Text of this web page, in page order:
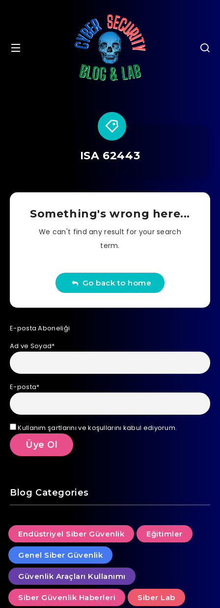
ISA 62443
Something's wrong here...
We can't find any result for your search
term.
Go back to home
E-posta Aboneliği
Ad ve Soyad*
E-posta*
Kullanım şartlarını ve koşullarını kabul ediyorum.
Blog Categories
Endüstriyel Siber Güvenlik Eğitimler
Genel Siber Güvenlik
Güvenlik Araçları Kullanımı
Siber Güvenlik Haberleri Siber Lab